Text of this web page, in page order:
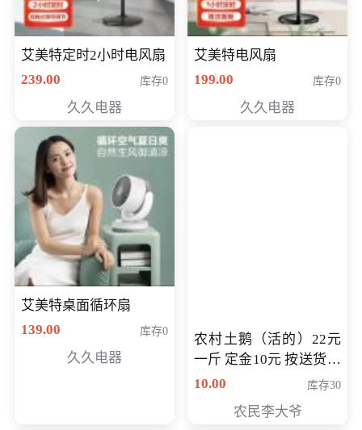
艾美特定时2小时电风扇
239.00
库存0
久久电器
艾美特电风扇
199.00
库存0
久久电器
艾美特桌面循环扇
139.00
库存0
久久电器
农村土鹅（活的）22元
一斤 定金10元 按送货交
付时秤重计算货款 定金
10.00 库存30
农民李大爷